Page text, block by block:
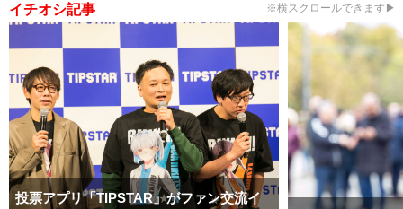
イチオシ記事 ※横スクロールできます▶
投票アプリ「TIPSTAR」がファン交流イ